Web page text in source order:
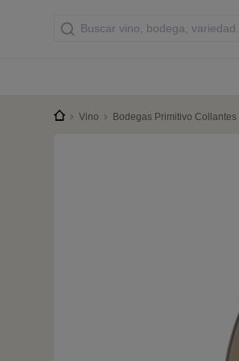
Vino Bodegas Primitivo Collantes